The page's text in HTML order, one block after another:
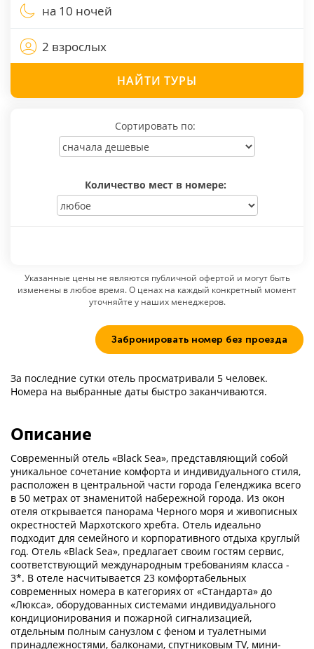
на 10 ночей
2 взрослых
НАЙТИ ТУРЫ
Сортировать по:
Количество мест в номере:
Указанные цены не являются публичной офертой и могут быть
изменены в любое время. О ценах на каждый конкретный момент
уточняйте у наших менеджеров.
Забронировать номер без проезда
За последние сутки отель просматривали 5 человек.
Номера на выбранные даты быстро заканчиваются.
Описание
Современный отель «Black Sea», представляющий собой
уникальное сочетание комфорта и индивидуального стиля,
расположен в центральной части города Геленджика всего
в 50 метрах от знаменитой набережной города. Из окон
отеля открывается панорама Черного моря и живописных
окрестностей Мархотского хребта. Отель идеально
подходит для семейного и корпоративного отдыха круглый
год. Отель «Black Sea», предлагает своим гостям сервис,
соответствующий международным требованиям класса -
3*. В отеле насчитывается 23 комфортабельных
современных номера в категориях от «Стандарта» до
«Люкса», оборудованных системами индивидуального
кондиционирования и пожарной сигнализацией,
отдельным полным санузлом с феном и туалетными
принадлежностями, балконами, спутниковым TV, мини-